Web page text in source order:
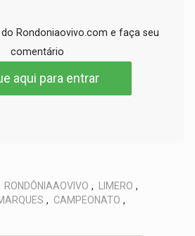
Rondoniaovivo.com e faça seu
comentário
aqui para entrar
RONDÔNIAAOVIVO , LIMERO ,
, CAMPEONATO ,